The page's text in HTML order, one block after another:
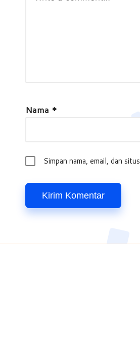
Nama *
Simpan nama, email, dan